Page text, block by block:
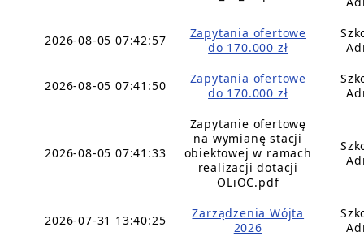
2026-08-05 07:42:57
Zapytania ofertowe
do 170.000 zł
2026-08-05 07:41:50
Zapytania ofertowe
do 170.000 zł
2026-08-05 07:41:33
Zapytanie ofertowę
na wymianę stacji
obiektowej w ramach
realizacji dotacji
OLiOC.pdf
2026-07-31 13:40:25
Zarządzenia Wójta
2026